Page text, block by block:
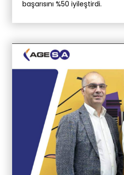
başarısını %50 iyileştirdi.